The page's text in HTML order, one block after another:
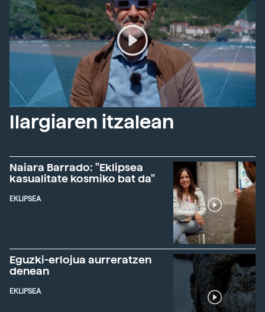
Ilargiaren itzalean
Naiara Barrado: "Eklipsea
kasualitate kosmiko bat da"
EKLIPSEA
Eguzki-erlojua aurreratzen
denean
EKLIPSEA